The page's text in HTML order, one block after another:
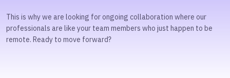
This is why we are looking for ongoing collaboration where our
professionals are like your team members who just happen to be
remote. Ready to move forward?